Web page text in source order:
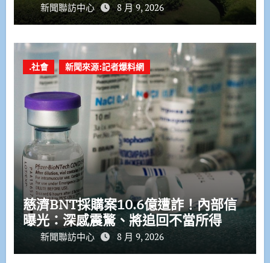
新聞聯訪中心 8 月 9, 2026
.社會 新聞來源:記者爆料網
慈濟BNT採購案10.6億遭詐！內部信
曝光：深感震驚、將追回不當所得
新聞聯訪中心 8 月 9, 2026